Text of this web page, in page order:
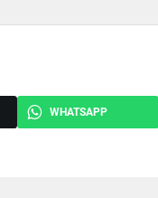
WHATSAPP